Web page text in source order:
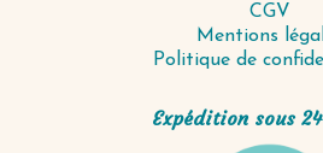
CGV
Mentions
Politique de
Expédition sous